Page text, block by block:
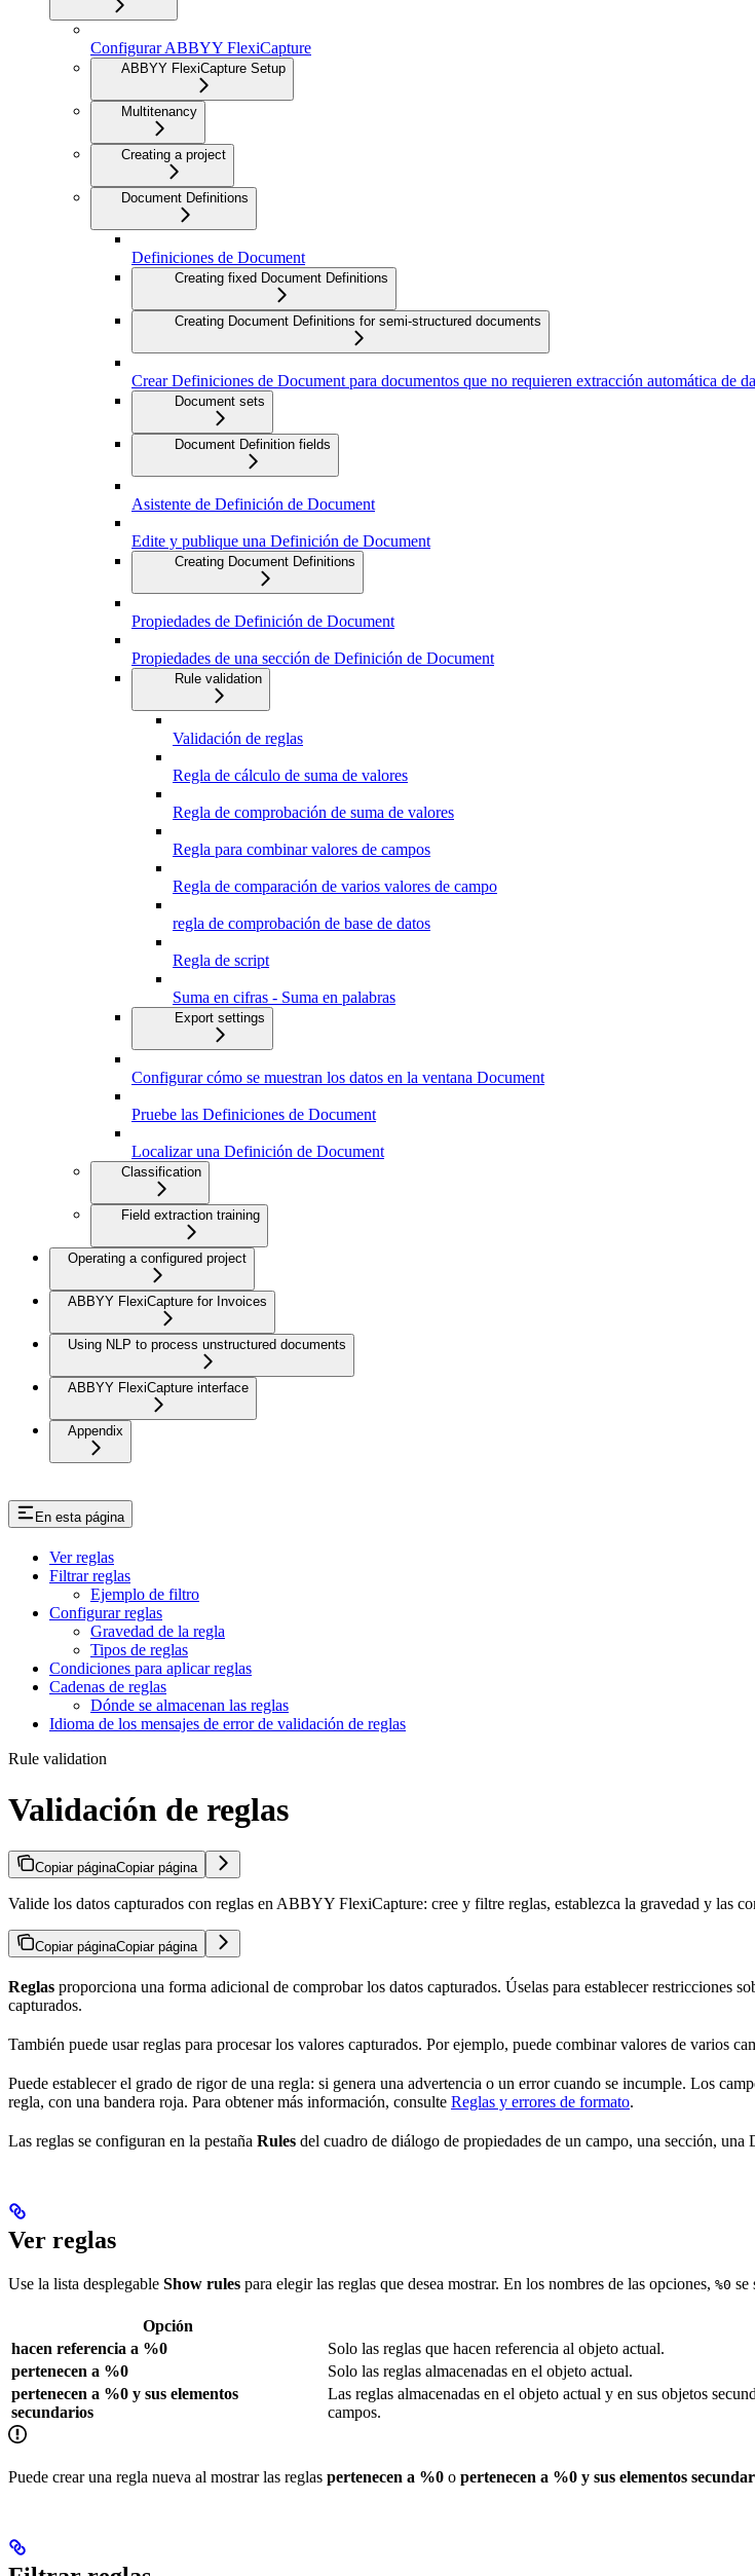
Configurar ABBYY FlexiCapture
ABBYY FlexiCapture Setup
Multitenancy
Creating a project
Document Definitions
Definiciones de Document
Creating fixed Document Definitions
Creating Document Definitions for semi-structured documents
Crear Definiciones de Document para documentos que no requieren extracción automática de
Document sets
Document Definition fields
Asistente de Definición de Document
Edite y publique una Definición de Document
Creating Document Definitions
Propiedades de Definición de Document
Propiedades de una sección de Definición de Document
Rule validation
Validación de reglas
Regla de cálculo de suma de valores
Regla de comprobación de suma de valores
Regla para combinar valores de campos
Regla de comparación de varios valores de campo
regla de comprobación de base de datos
Regla de script
Suma en cifras - Suma en palabras
Export settings
Configurar cómo se muestran los datos en la ventana Document
Pruebe las Definiciones de Document
Localizar una Definición de Document
Classification
Field extraction training
Operating a configured project
ABBYY FlexiCapture for Invoices
Using NLP to process unstructured documents
ABBYY FlexiCapture interface
Appendix
En esta página
Ver reglas
Filtrar reglas
Ejemplo de filtro
Configurar reglas
Gravedad de la regla
Tipos de reglas
Condiciones para aplicar reglas
Cadenas de reglas
Dónde se almacenan las reglas
Idioma de los mensajes de error de validación de reglas
Rule validation
Validación de reglas
Copiar páginaCopiar página
Valide los datos capturados con reglas en ABBYY FlexiCapture: cree y filtre reglas, establezca la gravedad y las
Copiar páginaCopiar página
Reglas proporciona una forma adicional de comprobar los datos capturados. Úselas para establecer restricciones
capturados.
También puede usar reglas para procesar los valores capturados. Por ejemplo, puede combinar valores de varios
Puede establecer el grado de rigor de una regla: si genera una advertencia o un error cuando se incumple. Los
regla, con una bandera roja. Para obtener más información, consulte Reglas y errores de formato.
Las reglas se configuran en la pestaña Rules del cuadro de diálogo de propiedades de un campo, una sección,
Ver reglas
Use la lista desplegable Show rules para elegir las reglas que desea mostrar. En los nombres de las opciones, %0 se
Opción
hacen referencia a %0
Solo las reglas que hacen referencia al objeto actual.
pertenecen a %0
Solo las reglas almacenadas en el objeto actual.
pertenecen a %0 y sus elementos
secundarios
Las reglas almacenadas en el objeto actual y en sus objetos
campos.
Puede crear una regla nueva al mostrar las reglas pertenecen a %0 o pertenecen a %0 y sus elementos